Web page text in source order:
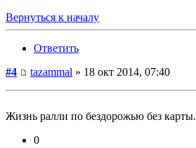
Вернуться к началу
Ответить
#4
tazammal » 18 окт 2014, 07:40
Жизнь ралли по бездорожью без карты.
0